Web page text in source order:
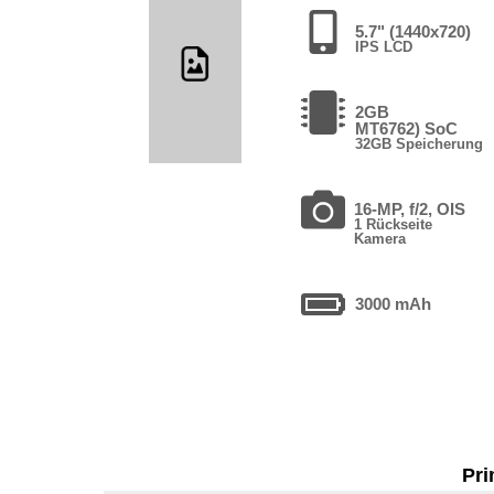
5.7" (1440x720)
IPS LCD
2GB
MT6762) SoC
32GB Speicherung
16-MP, f/2, OIS
1 Rückseite
Kamera
3000 mAh